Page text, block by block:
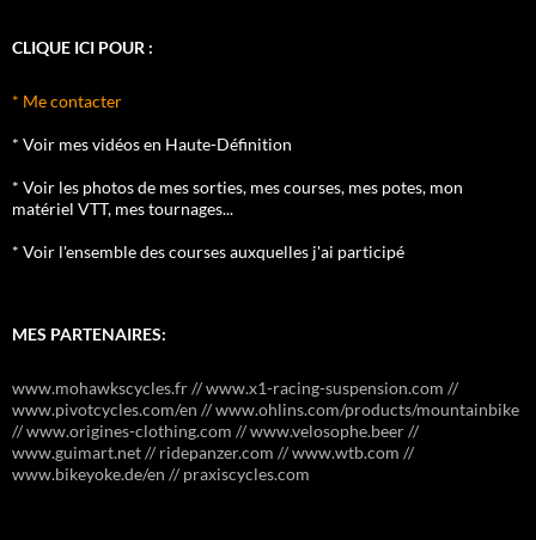
CLIQUE ICI POUR :
* Me contacter
* Voir mes vidéos en Haute-Définition
* Voir les photos de mes sorties, mes courses, mes potes, mon
matériel VTT, mes tournages...
* Voir l'ensemble des courses auxquelles j'ai participé
MES PARTENAIRES:
www.mohawkscycles.fr // www.x1-racing-suspension.com //
www.pivotcycles.com/en // www.ohlins.com/products/mountainbike
// www.origines-clothing.com // www.velosophe.beer //
www.guimart.net // ridepanzer.com // www.wtb.com //
www.bikeyoke.de/en // praxiscycles.com